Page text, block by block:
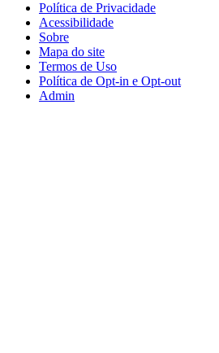
Política de Privacidade
Acessibilidade
Sobre
Mapa do site
Termos de Uso
Política de Opt-in e Opt-out
Admin